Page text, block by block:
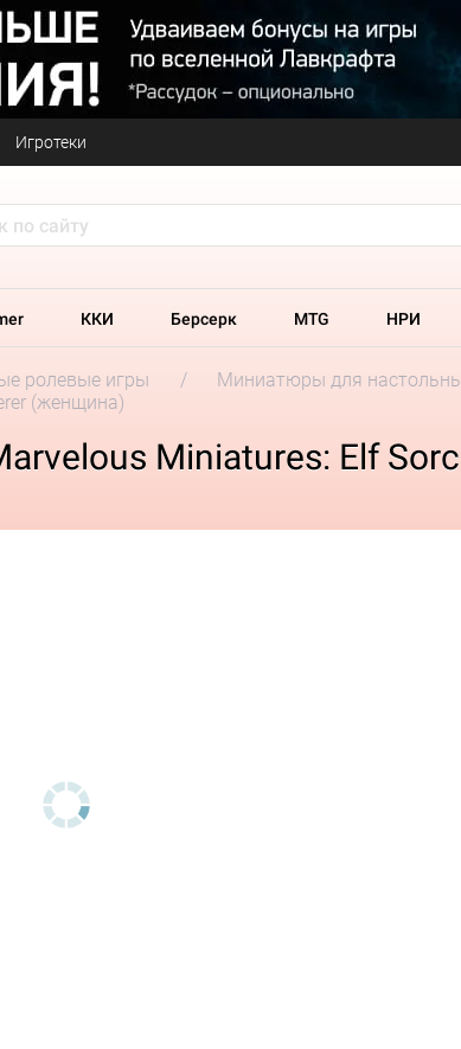
Игротеки
ККИ Берсерк MTG НРИ
ролевые игры Миниатюры для
(женщина)
Miniatures: Elf